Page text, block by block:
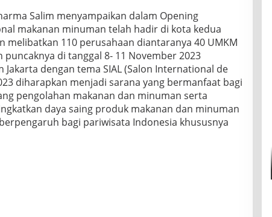
Salim menyampaikan dalam Opening
makanan minuman telah hadir di kota kedua
melibatkan 110 perusahaan diantaranya 40 UMKM
di tanggal 8- 11 November 2023
Jakarta dengan tema SIAL (Salon International de
diharapkan menjadi sarana yang bermanfaat bagi
pengolahan makanan dan minuman serta
daya saing produk makanan dan minuman
bagi pariwisata Indonesia khususnya